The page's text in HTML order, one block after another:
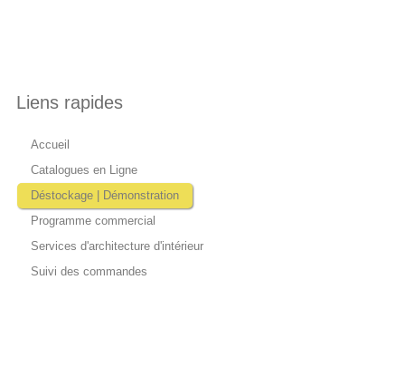
Liens rapides
Accueil
Catalogues en Ligne
Déstockage | Démonstration
Programme commercial
Services d'architecture d'intérieur
Suivi des commandes